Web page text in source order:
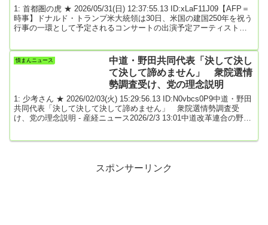
1: 首都圏の虎 ★ 2026/05/31(日) 12:37:55.13 ID:xLaF11J09【AFP＝
時事】ドナルド・トランプ米大統領は30日、米国の建国250年を祝う
行事の一環として予定されるコンサートの出演予定アーティストが
集会を開催すべきとも主張している。トランプ氏は自身のSNS「ト
ゥルース・ソーシャル」への投稿で「250周年を祝うために、誰も聞
憤まんニュース
中道・野田共同代表「決して決し
て決して諦めません」 衆院選情
勢調査受け、党の理念説明
1: 少考さん ★ 2026/02/03(火) 15:29:56.13 ID:N0vbcs0P9中道・野田
共同代表「決して決して決して諦めません」 衆院選情勢調査受
け、党の理念説明 - 産経ニュース2026/2/3 13:01中道改革連合の野田
スポンサーリンク